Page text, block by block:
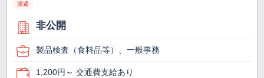
派遣
非公開
製品検査（食料品等）、一般事務
1,200円～ 交通費支給あり